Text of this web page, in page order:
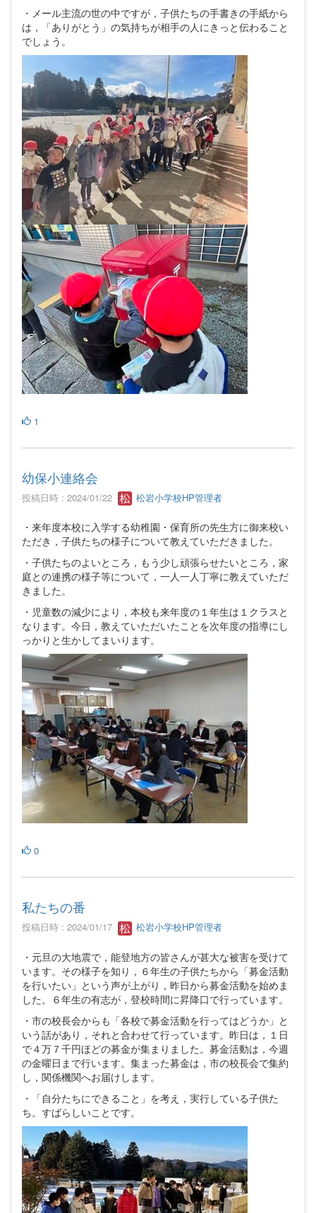
・メール主流の世の中ですが，子供たちの手書きの手紙から
は，「ありがとう」の気持ちが相手の人にきっと伝わること
でしょう。
1
幼保小連絡会
投稿日時 : 2024/01/22 松岩小学校HP管理者
・来年度本校に入学する幼稚園・保育所の先生方に御来校い
ただき，子供たちの様子について教えていただきました。
・子供たちのよいところ，もう少し頑張らせたいところ，家
庭との連携の様子等について，一人一人丁寧に教えていただ
きました。
・児童数の減少により，本校も来年度の１年生は１クラスと
なります。今日，教えていただいたことを次年度の指導にし
っかりと生かしてまいります。
0
私たちの番
投稿日時 : 2024/01/17 松岩小学校HP管理者
・元旦の大地震で，能登地方の皆さんが甚大な被害を受けて
います。その様子を知り，６年生の子供たちから「募金活動
を行いたい」という声が上がり，昨日から募金活動を始めま
した。６年生の有志が，登校時間に昇降口で行っています。
・市の校長会からも「各校で募金活動を行ってはどうか」と
いう話があり，それと合わせて行っています。昨日は，１日
で４万７千円ほどの募金が集まりました。募金活動は，今週
の金曜日まで行います。集まった募金は，市の校長会で集約
し，関係機関へお届けします。
・「自分たちにできること」を考え，実行している子供た
ち。すばらしいことです。